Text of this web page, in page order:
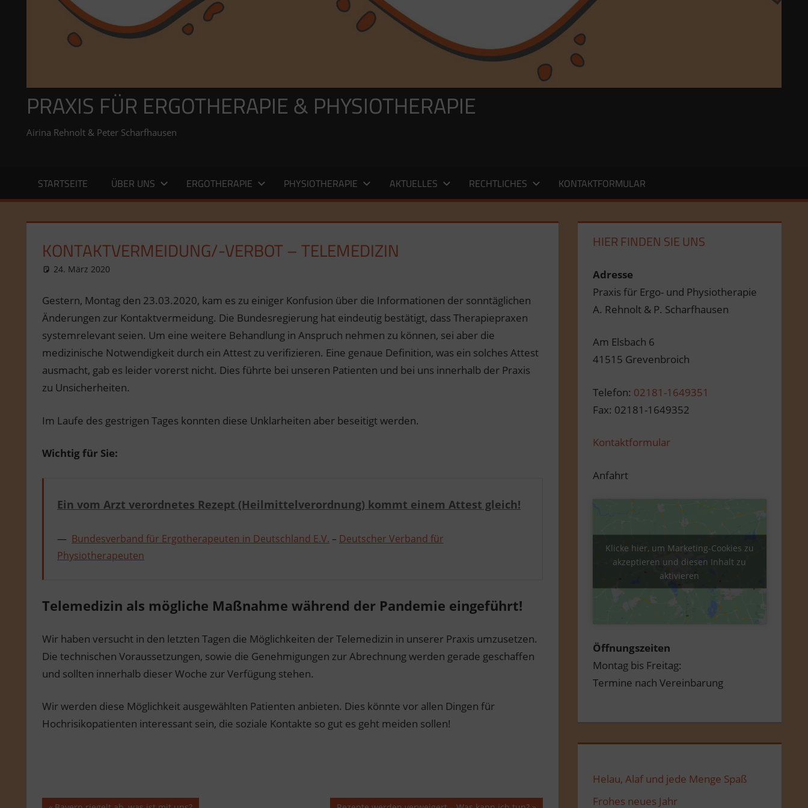
PRAXIS FÜR ERGOTHERAPIE & PHYSIOTHERAPIE
Airina Rehnolt & Peter Scharfhausen
STARTSEITE ÜBER UNS ERGOTHERAPIE PHYSIOTHERAPIE AKTUELLES RECHTLICHES KONTAKTFORMULAR
KONTAKTVERMEIDUNG/-VERBOT – TELEMEDIZIN
24. März 2020
Gestern, Montag den 23.03.2020, kam es zu einiger Konfusion über die Informationen der sonntäglichen
Änderungen zur Kontaktvermeidung. Die Bundesregierung hat eindeutig bestätigt, dass Therapiepraxen
systemrelevant seien. Um eine weitere Behandlung in Anspruch nehmen zu können, sei aber die
medizinische Notwendigkeit durch ein Attest zu verifizieren. Eine genaue Definition, was ein solches Attest
ausmacht, gab es leider vorerst nicht. Dies führte bei unseren Patienten und bei uns innerhalb der Praxis
zu Unsicherheiten.
Im Laufe des gestrigen Tages konnten diese Unklarheiten aber beseitigt werden.
Wichtig für Sie:
Ein vom Arzt verordnetes Rezept (Heilmittelverordnung) kommt einem Attest gleich!
Bundesverband für Ergotherapeuten in Deutschland E.V. – Deutscher Verband für
Physiotherapeuten
Telemedizin als mögliche Maßnahme während der Pandemie eingeführt!
Wir haben versucht in den letzten Tagen die Möglichkeiten der Telemedizin in unserer Praxis umzusetzen.
Die technischen Voraussetzungen, sowie die Genehmigungen zur Abrechnung werden gerade geschaffen
und sollten innerhalb dieser Woche zur Verfügung stehen.
Wir werden diese Möglichkeit ausgewählten Patienten anbieten. Dies könnte vor allen Dingen für
Hochrisikopatienten interessant sein, die soziale Kontakte so gut es geht meiden sollen!
HIER FINDEN SIE UNS
Adresse
Praxis für Ergo- und Physiotherapie
A. Rehnolt & P. Scharfhausen
Am Elsbach 6
41515 Grevenbroich
Telefon: 02181-1649351
Fax: 02181-1649352
Kontaktformular
Anfahrt
Klicke hier, um Marketing-Cookies zu
akzeptieren und diesen Inhalt zu
aktivieren
Öffnungszeiten
Montag bis Freitag:
Termine nach Vereinbarung
Helau, Alaf und jede Menge Spaß
Frohes neues Jahr